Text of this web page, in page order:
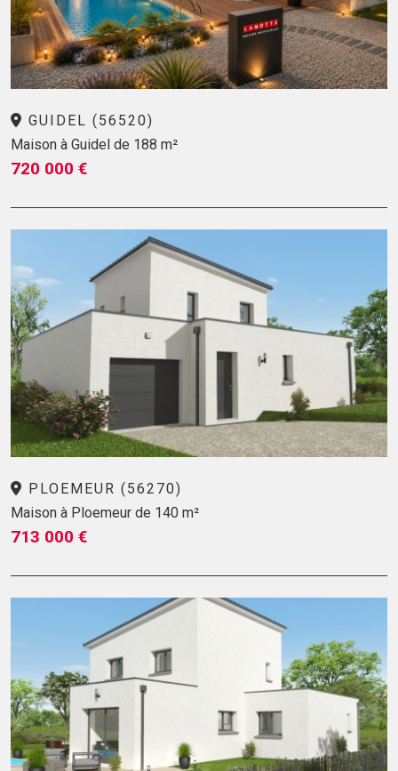
GUIDEL (56520)
Maison à Guidel de 188 m²
720 000 €
PLOEMEUR (56270)
Maison à Ploemeur de 140 m²
713 000 €